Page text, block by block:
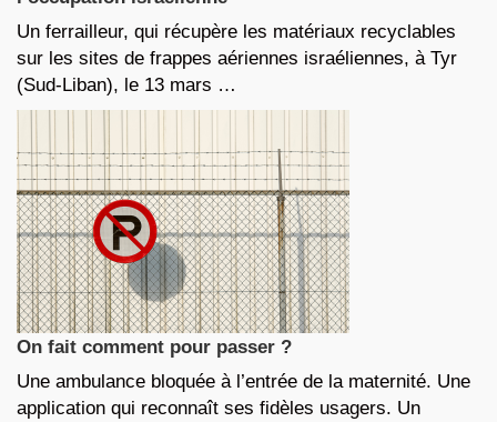
Un ferrailleur, qui récupère les matériaux recyclables
sur les sites de frappes aériennes israéliennes, à Tyr
(Sud-Liban), le 13 mars …
On fait comment pour passer ?
Une ambulance bloquée à l’entrée de la maternité. Une
application qui reconnaît ses fidèles usagers. Un